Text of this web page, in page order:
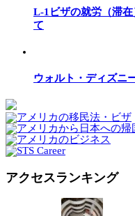
L-1ビザの就労（滞
て
ウォルト・ディズニ
アクセスランキング